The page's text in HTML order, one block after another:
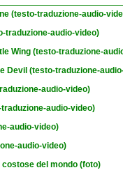
(testo-traduzione-audio-
traduzione-audio-video)
Wing (testo-traduzione-
Devil (testo-traduzione-
audio-video)
audio-video)
audio-video)
audio-video)
del mondo (foto)